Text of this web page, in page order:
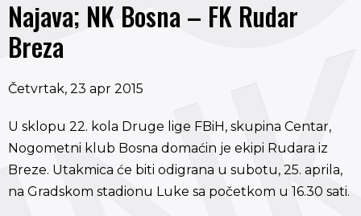
Najava; NK Bosna – FK Rudar
Breza
Četvrtak, 23 apr 2015
U sklopu 22. kola Druge lige FBiH, skupina Centar,
Nogometni klub Bosna domaćin je ekipi Rudara iz
Breze. Utakmica će biti odigrana u subotu, 25. aprila,
na Gradskom stadionu Luke sa početkom u 16.30 sati.